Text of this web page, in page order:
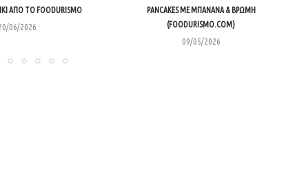
ΑΠΌ ΤΟ FOODURISMO
06/2026
PANCAKES ΜΕ ΜΠΑΝΆΝΑ & ΒΡΏΜΗ
(FOODURISMO.COM)
09/05/2026